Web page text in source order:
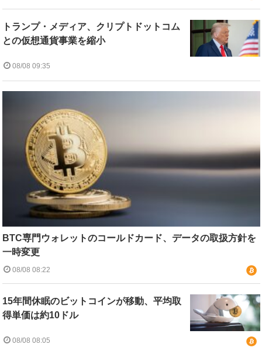
トランプ・メディア、クリプトドットコム
との仮想通貨事業を縮小
08/08 09:35
BTC専門ウォレットのコールドカード、データの取扱方針を
一時変更
08/08 08:22
15年間休眠のビットコインが移動、平均取
得単価は約10ドル
08/08 08:05